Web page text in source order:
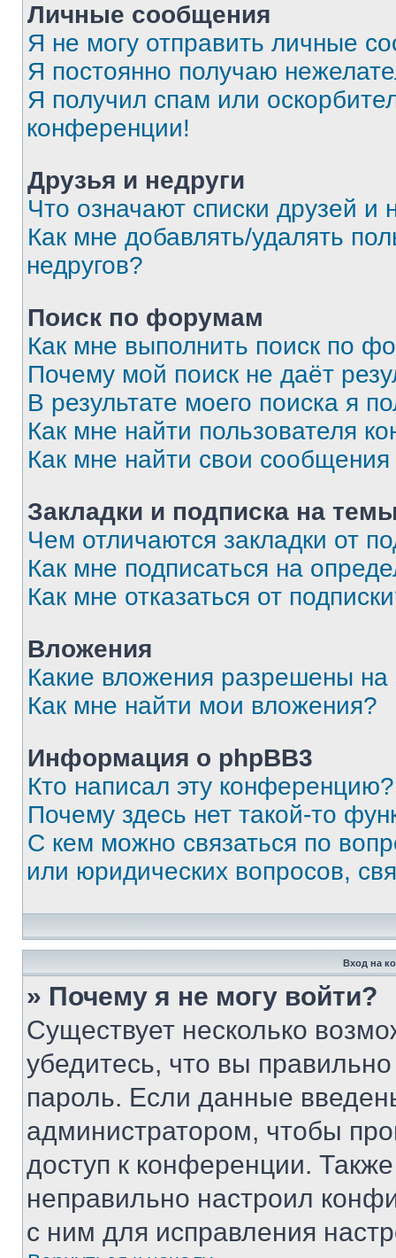
Личные сообщения
Я не могу отправить личные
Я постоянно получаю
Я получил спам или
конференции!
Друзья и недруги
Что означают списки друзей и
Как мне добавлять/удалять
недругов?
Поиск по форумам
Как мне выполнить поиск по
Почему мой поиск не даёт
В результате моего поиска я
Как мне найти пользователя
Как мне найти свои
Закладки и подписка на
Чем отличаются закладки от
Как мне подписаться на
Как мне отказаться от
Вложения
Какие вложения разрешены
Как мне найти мои вложения?
Информация о phpBB3
Кто написал эту конференцию?
Почему здесь нет такой-то
С кем можно связаться по
или юридических вопросов,
Вход на
» Почему я не могу войти?
Существует несколько
убедитесь, что вы
пароль. Если данные
администратором, чтобы
доступ к конференции.
неправильно настроил
с ним для исправления